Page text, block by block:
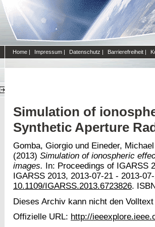
Home | Impressum | Datenschutz | Barrierefreiheit |
Simulation of
Synthetic Aperture
Gomba, Giorgio und Eineder, Michael
(2013) Simulation of ionospheric
images. In: Proceedings of IGARSS
IGARSS 2013, 2013-07-21 - 2013-
10.1109/IGARSS.2013.6723826.
Dieses Archiv kann nicht den
Offizielle URL: http://